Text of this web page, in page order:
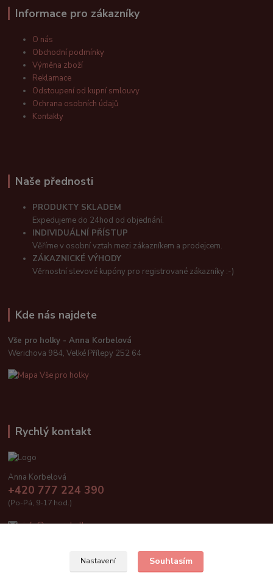
Informace pro zákazníky
O nás
Obchodní podmínky
Výměna zboží
Reklamace
Odstoupení od kupní smlouvy
Ochrana osobních údajů
Kontakty
Naše přednosti
PRODUKTY SKLADEM
Expedujeme do 24hod od objednání.
INDIVIDUÁLNÍ PŘÍSTUP
Věříme v osobní vztah mezi zákazníkem a prodejcem.
ZÁKAZNICKÉ VÝHODY
Věrnostní slevové kupóny pro registrované zákazníky :-)
Kde nás najdete
Vše pro holky - Anna Korbelová
Werichova 984, Velké Přílepy 252 64
Rychlý kontakt
Anna Korbelová
+420 777 224 390
(Po-Pá, 9-17 hod.)
info@vseproholky.cz
Nastavení Souhlasím